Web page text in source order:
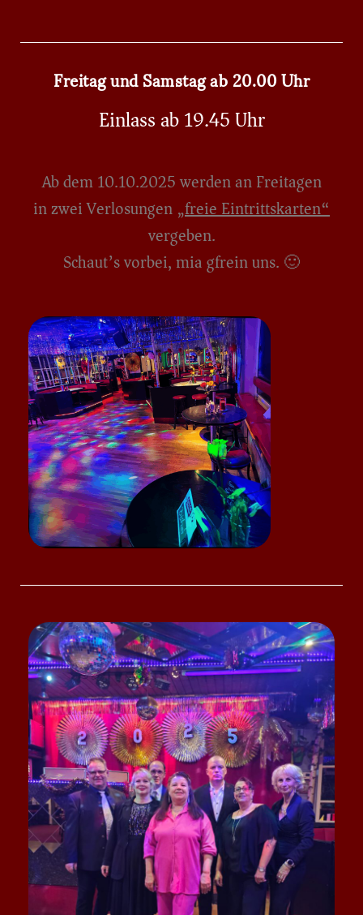
Freitag und Samstag ab 20.00 Uhr
Einlass ab 19.45 Uhr
Ab dem 10.10.2025 werden an Freitagen
in zwei Verlosungen „freie Eintrittskarten“
vergeben.
Schaut’s vorbei, mia gfrein uns. 🙂